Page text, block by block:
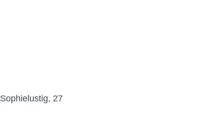
Sophielustig, 27